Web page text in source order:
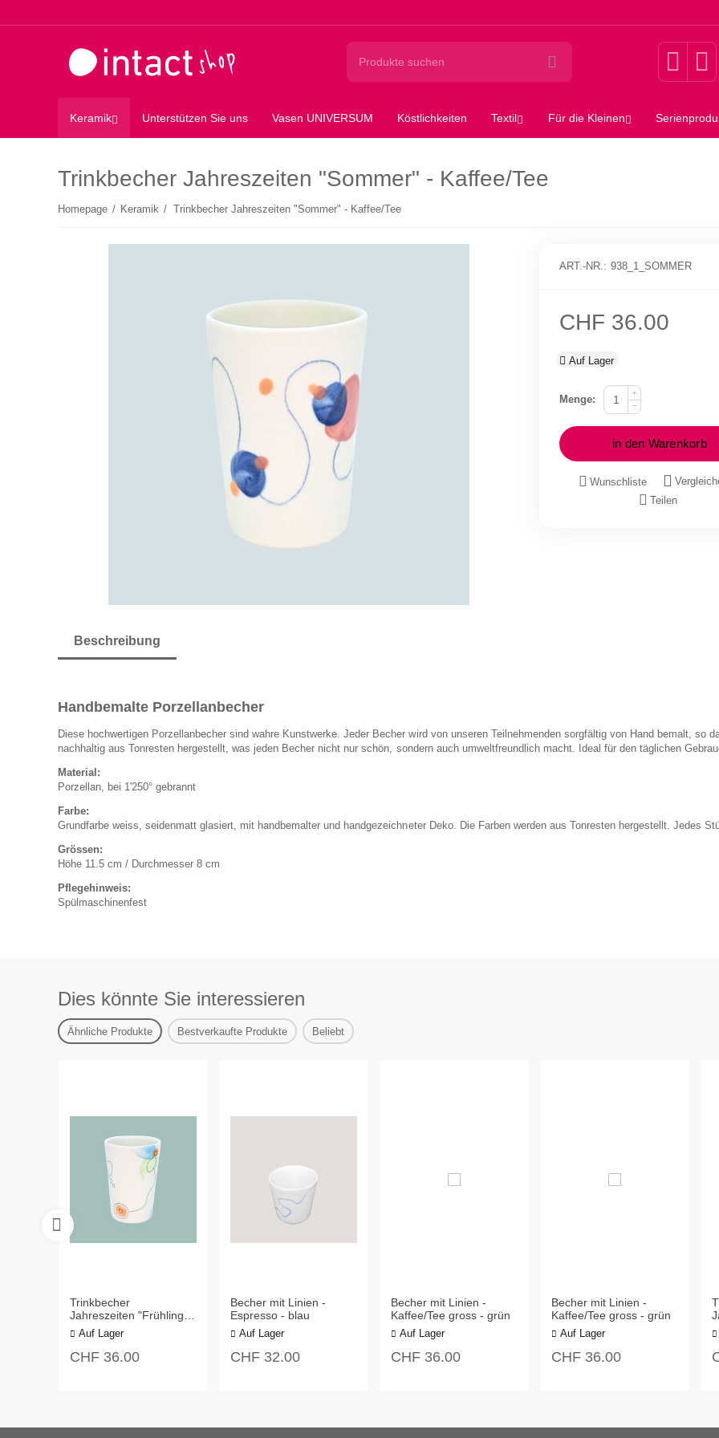
Keramik Unterstützen Sie uns Vasen UNIVERSUM Köstlichkeiten Textil Für die Kleinen
Trinkbecher Jahreszeiten "Sommer" - Kaffee/Tee
Homepage / Keramik / Trinkbecher Jahreszeiten "Sommer" - Kaffee/Tee
ART.-NR.: 938_1_SOMMER
CHF 36.00
Auf Lager
Menge:
+
−
in den Warenkorb
Wunschliste
Teilen
Beschreibung
Handbemalte Porzellanbecher
Diese hochwertigen Porzellanbecher sind wahre Kunstwerke. Jeder Becher wird von unseren Teilnehmenden sorgfältig von Hand bemalt, so
nachhaltig aus Tonresten hergestellt, was jeden Becher nicht nur schön, sondern auch umweltfreundlich macht. Ideal für den täglichen
Material:
Porzellan, bei 1'250° gebrannt
Farbe:
Grundfarbe weiss, seidenmatt glasiert, mit handbemalter und handgezeichneter Deko. Die Farben werden aus Tonresten hergestellt. Jedes
Grössen:
Höhe 11.5 cm / Durchmesser 8 cm
Pflegehinweis:
Spülmaschinenfest
Dies könnte Sie interessieren
Ähnliche Produkte Bestverkaufte Produkte Beliebt
Trinkbecher
Jahreszeiten "Frühling" -
Kaffee/Tee gross
Auf Lager
CHF 36.00
Becher mit Linien -
Espresso - blau
Auf Lager
CHF 32.00
Becher mit Linien -
Kaffee/Tee gross - grün
Auf Lager
CHF 36.00
Becher mit Linien -
Kaffee/Tee gross - grün
Auf Lager
CHF 36.00